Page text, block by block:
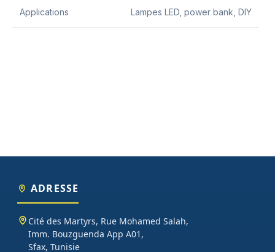
Applications Lampes LED, power bank, DIY
ADRESSE
Cité des Martyrs, Rue Mohamed Salah,
Imm. Bouzguenda App A01,
Sfax, Tunisie